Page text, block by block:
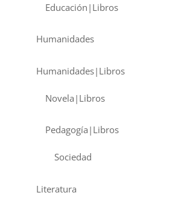
Educación|Libros
Humanidades
Humanidades|Libros
Novela|Libros
Pedagogía|Libros
Sociedad
Literatura